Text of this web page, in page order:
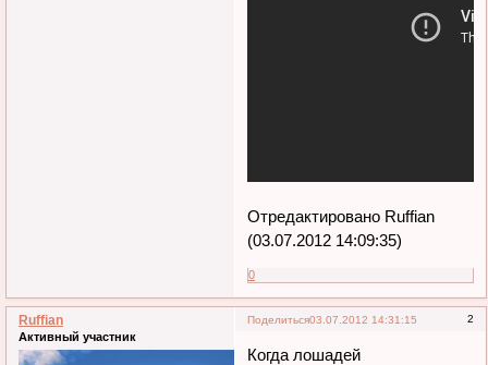
Отредактировано Ruffian
(03.07.2012 14:09:35)
0
Поделиться 2
03.07.2012 14:31:15
Ruffian
Активный участник
Когда лошадей